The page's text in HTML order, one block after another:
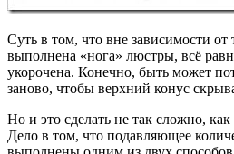
Суть в том, что вне зависимости от
выполнена «нога» люстры, всё
укорочена. Конечно, быть может
заново, чтобы верхний конус
Но и это сделать не так сложно, как
Дело в том, что подавляющее